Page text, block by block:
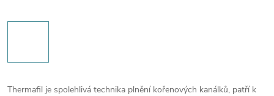
Thermafil je spolehlivá technika plnění kořenových kanálků, patří k